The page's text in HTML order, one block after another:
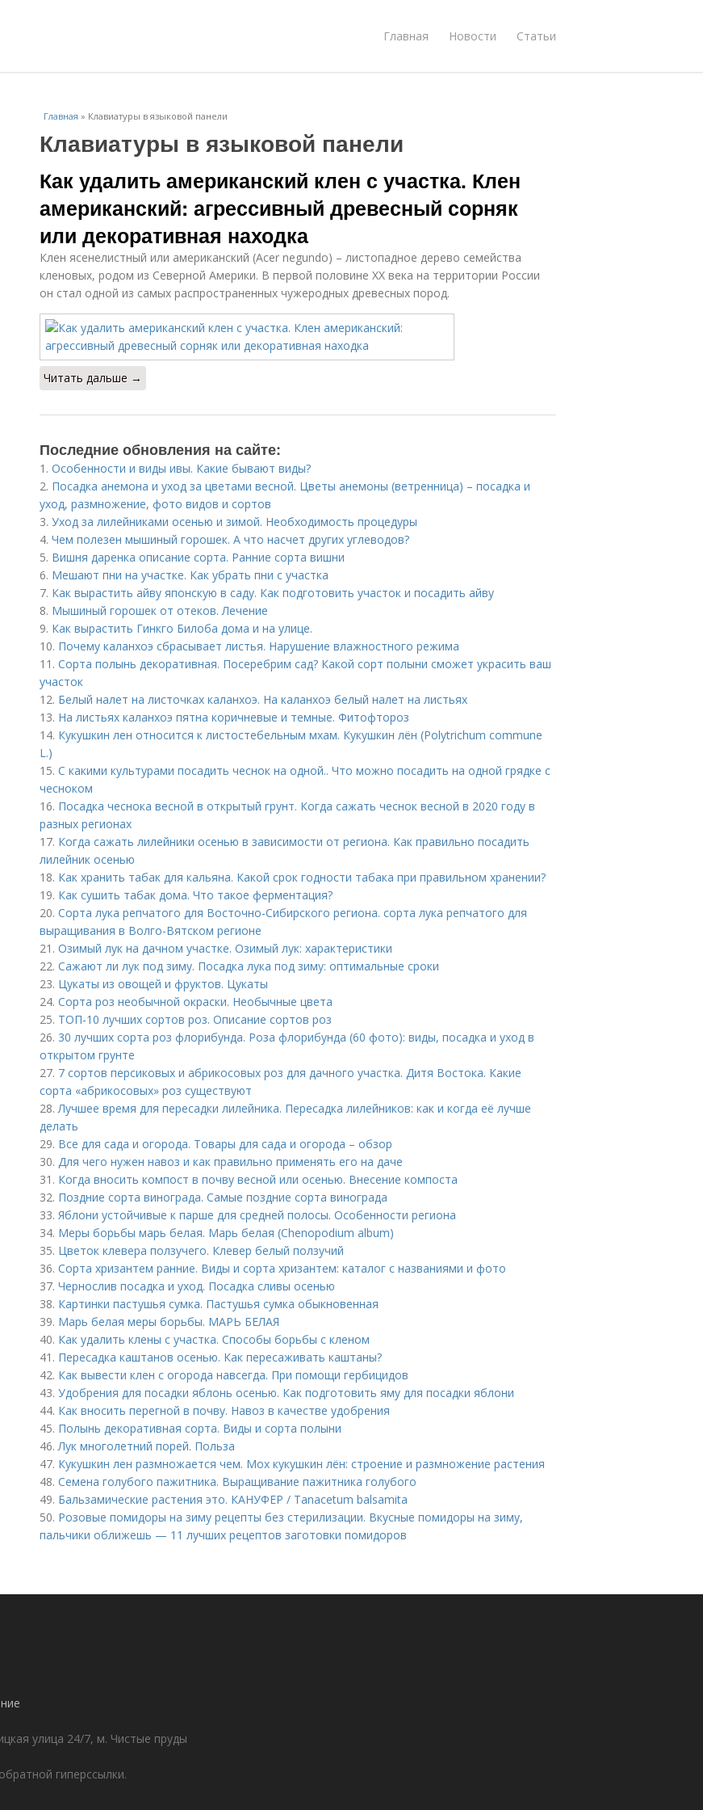
Главная Новости Статьи
Главная » Клавиатуры в языковой панели
Клавиатуры в языковой панели
Как удалить американский клен с участка. Клен
американский: агрессивный древесный сорняк
или декоративная находка
Клен ясенелистный или американский (Acer negundo) – листопадное дерево семейства
кленовых, родом из Северной Америки. В первой половине XX века на территории России
он стал одной из самых распространенных чужеродных древесных пород.
Читать дальше →
Последние обновления на сайте:
1. Особенности и виды ивы. Какие бывают виды?
2. Посадка анемона и уход за цветами весной. Цветы анемоны (ветренница) – посадка и
уход, размножение, фото видов и сортов
3. Уход за лилейниками осенью и зимой. Необходимость процедуры
4. Чем полезен мышиный горошек. А что насчет других углеводов?
5. Вишня даренка описание сорта. Ранние сорта вишни
6. Мешают пни на участке. Как убрать пни с участка
7. Как вырастить айву японскую в саду. Как подготовить участок и посадить айву
8. Мышиный горошек от отеков. Лечение
9. Как вырастить Гинкго Билоба дома и на улице.
10. Почему каланхоэ сбрасывает листья. Нарушение влажностного режима
11. Сорта полынь декоративная. Посеребрим сад? Какой сорт полыни сможет украсить ваш
участок
12. Белый налет на листочках каланхоэ. На каланхоэ белый налет на листьях
13. На листьях каланхоэ пятна коричневые и темные. Фитофтороз
14. Кукушкин лен относится к листостебельным мхам. Кукушкин лён (Polytrichum commune
L.)
15. С какими культурами посадить чеснок на одной.. Что можно посадить на одной грядке с
чесноком
16. Посадка чеснока весной в открытый грунт. Когда сажать чеснок весной в 2020 году в
разных регионах
17. Когда сажать лилейники осенью в зависимости от региона. Как правильно посадить
лилейник осенью
18. Как хранить табак для кальяна. Какой срок годности табака при правильном хранении?
19. Как сушить табак дома. Что такое ферментация?
20. Сорта лука репчатого для Восточно-Сибирского региона. сорта лука репчатого для
выращивания в Волго-Вятском регионе
21. Озимый лук на дачном участке. Озимый лук: характеристики
22. Сажают ли лук под зиму. Посадка лука под зиму: оптимальные сроки
23. Цукаты из овощей и фруктов. Цукаты
24. Сорта роз необычной окраски. Необычные цвета
25. ТОП-10 лучших сортов роз. Описание сортов роз
26. 30 лучших сорта роз флорибунда. Роза флорибунда (60 фото): виды, посадка и уход в
открытом грунте
27. 7 сортов персиковых и абрикосовых роз для дачного участка. Дитя Востока. Какие
сорта «абрикосовых» роз существуют
28.Лучшее время для пересадки лилейника. Пересадка лилейников: как и когда её лучше
делать
29. Все для сада и огорода. Товары для сада и огорода – обзор
30. Для чего нужен навоз и как правильно применять его на даче
31. Когда вносить компост в почву весной или осенью. Внесение компоста
32. Поздние сорта винограда. Самые поздние сорта винограда
33. Яблони устойчивые к парше для средней полосы. Особенности региона
34. Меры борьбы марь белая. Марь белая (Chenopodium album)
35. Цветок клевера ползучего. Клевер белый ползучий
36. Сорта хризантем ранние. Виды и сорта хризантем: каталог с названиями и фото
37. Чернослив посадка и уход. Посадка сливы осенью
38. Картинки пастушья сумка. Пастушья сумка обыкновенная
39. Марь белая меры борьбы. МАРЬ БЕЛАЯ
40. Как удалить клены с участка. Способы борьбы с кленом
41. Пересадка каштанов осенью. Как пересаживать каштаны?
42. Как вывести клен с огорода навсегда. При помощи гербицидов
43. Удобрения для посадки яблонь осенью. Как подготовить яму для посадки яблони
44. Как вносить перегной в почву. Навоз в качестве удобрения
45. Полынь декоративная сорта. Виды и сорта полыни
46.Лук многолетний порей. Польза
47. Кукушкин лен размножается чем. Мох кукушкин лён: строение и размножение растения
48. Семена голубого пажитника. Выращивание пажитника голубого
49. Бальзамические растения это. КАНУФЕР / Tanacetum balsamita
50. Розовые помидоры на зиму рецепты без стерилизации. Вкусные помидоры на зиму,
пальчики оближешь — 11 лучших рецептов заготовки помидоров
улица 24/7, м. Чистые пруды
гиперссылки.